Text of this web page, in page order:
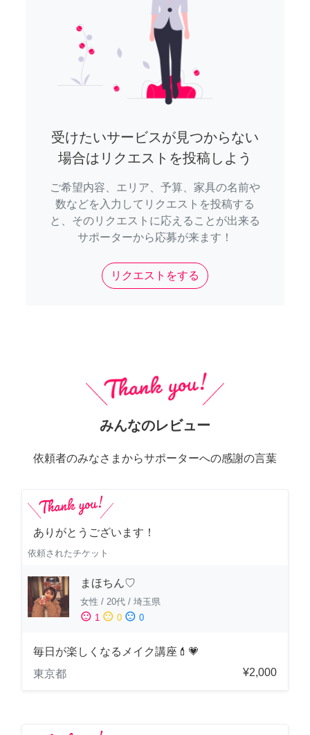
受けたいサービスが見つからない
場合はリクエストを投稿しよう
ご希望内容、エリア、予算、家具の名前や
数などを入力してリクエストを投稿する
と、そのリクエストに応えることが出来る
サポーターから応募が来ます！
リクエストをする
みんなのレビュー
依頼者のみなさまからサポーターへの感謝の言葉
ありがとうございます！
依頼されたチケット
まほちん♡
女性 / 20代 / 埼玉県
sentiment_satisfied 1 sentiment_neutral 0 sentiment_dissatisfied 0
毎日が楽しくなるメイク講座💄💗
東京都
¥2,000